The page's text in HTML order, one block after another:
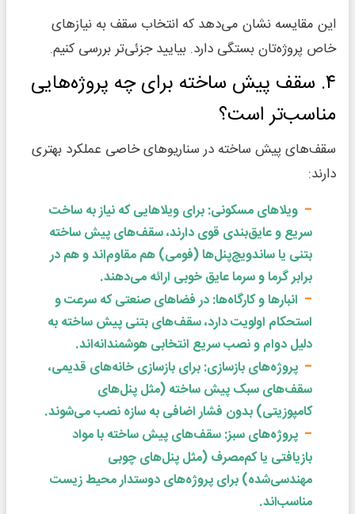
این مقایسه نشان می‌دهد که انتخاب سقف به نیازهای
خاص پروژه‌تان بستگی دارد. بیایید جزئی‌تر بررسی کنیم.
۴. سقف پیش ساخته برای چه پروژه‌هایی
مناسب‌تر است؟
سقف‌های پیش ساخته در سناریوهای خاصی عملکرد بهتری
دارند:
ویلاهای مسکونی: برای ویلاهایی که نیاز به ساخت
سریع و عایق‌بندی قوی دارند، سقف‌های پیش ساخته
بتنی یا ساندویچ‌پنل‌ها (فومی) هم مقاوم‌اند و هم در
برابر گرما و سرما عایق خوبی ارائه می‌دهند.
انبارها و کارگاه‌ها: در فضاهای صنعتی که سرعت و
استحکام اولویت دارد، سقف‌های بتنی پیش ساخته به
دلیل دوام و نصب سریع انتخابی هوشمندانه‌اند.
پروژه‌های بازسازی: برای بازسازی خانه‌های قدیمی،
سقف‌های سبک پیش ساخته (مثل پنل‌های
کامپوزیتی) بدون فشار اضافی به سازه نصب می‌شوند.
پروژه‌های سبز: سقف‌های پیش ساخته با مواد
بازیافتی یا کم‌مصرف (مثل پنل‌های چوبی
مهندسی‌شده) برای پروژه‌های دوستدار محیط زیست
مناسب‌اند.